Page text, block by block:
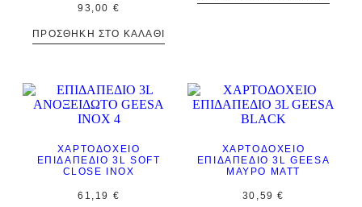
93,00 €
ΠΡΟΣΘΉΚΗ ΣΤΟ ΚΑΛΆΘΙ
ΧΑΡΤΟΔΟΧΕΊΟ
ΕΠΊΔΑΠΈΔΙΟ 3L SOFT
CLOSE INOX
61,19 €
ΧΑΡΤΟΔΟΧΕΊΟ
ΕΠΙΔΑΠΈΔΙΟ 3L GEESA
ΜΑΎΡΟ ΜΑΤΤ
30,59€